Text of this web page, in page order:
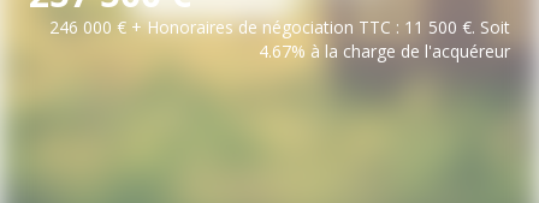
246 000 € + Honoraires de négociation TTC : 11 500 €. Soit
4.67% à la charge de l'acquéreur